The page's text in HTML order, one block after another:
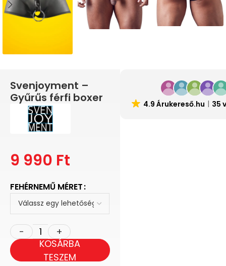
Svenjoyment –
Gyűrűs férfi boxer
9 990 Ft
FEHÉRNEMŰ MÉRET
KOSÁRBA
TESZEM
4.9 Árukereső.hu 35